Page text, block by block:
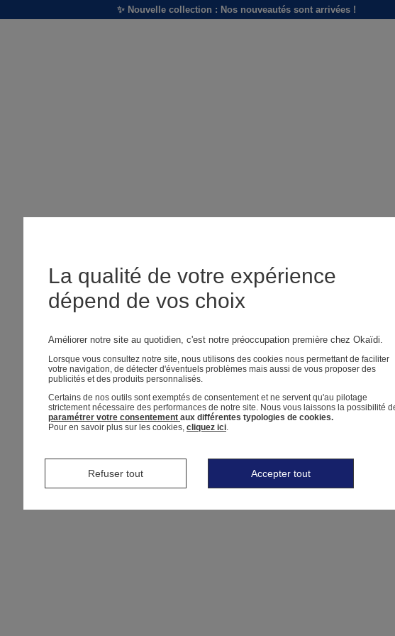
✨ Nouvelle collection : Nos nouveautés sont arrivées !
La qualité de votre expérience
dépend de vos choix
Améliorer notre site au quotidien, c'est notre préoccupation première chez Okaïdi.
Lorsque vous consultez notre site, nous utilisons des cookies nous permettant de faciliter
votre navigation, de détecter d'éventuels problèmes mais aussi de vous proposer des
publicités et des produits personnalisés.
Certains de nos outils sont exemptés de consentement et ne servent qu'au pilotage
strictement nécessaire des performances de notre site. Nous vous laissons la possibilité
paramétrer votre consentement aux différentes typologies de cookies.
Pour en savoir plus sur les cookies, cliquez ici.
Refuser tout Accepter tout